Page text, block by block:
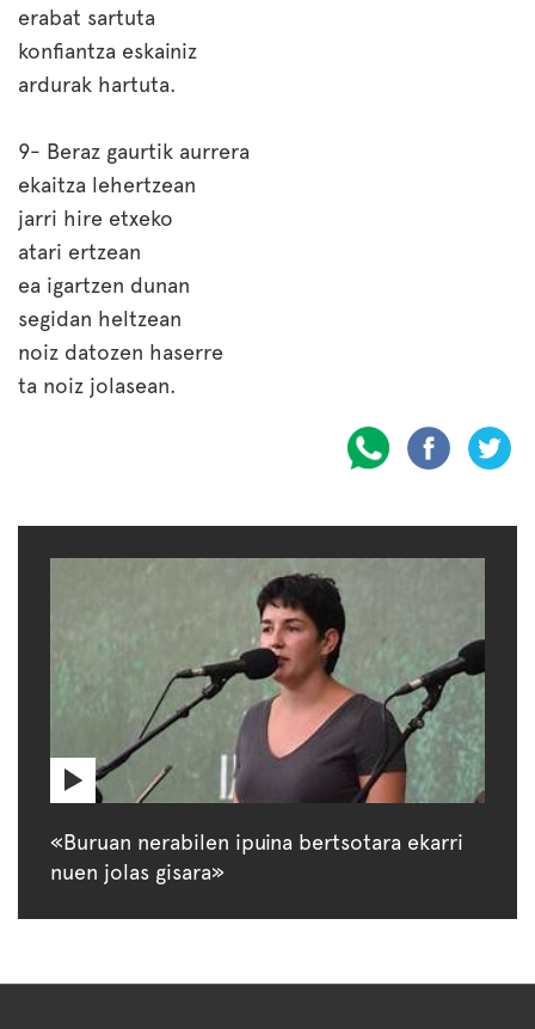
erabat sartuta
konfiantza eskainiz
ardurak hartuta.
9- Beraz gaurtik aurrera
ekaitza lehertzean
jarri hire etxeko
atari ertzean
ea igartzen dunan
segidan heltzean
noiz datozen haserre
ta noiz jolasean.
«Buruan nerabilen ipuina bertsotara ekarri
nuen jolas gisara»